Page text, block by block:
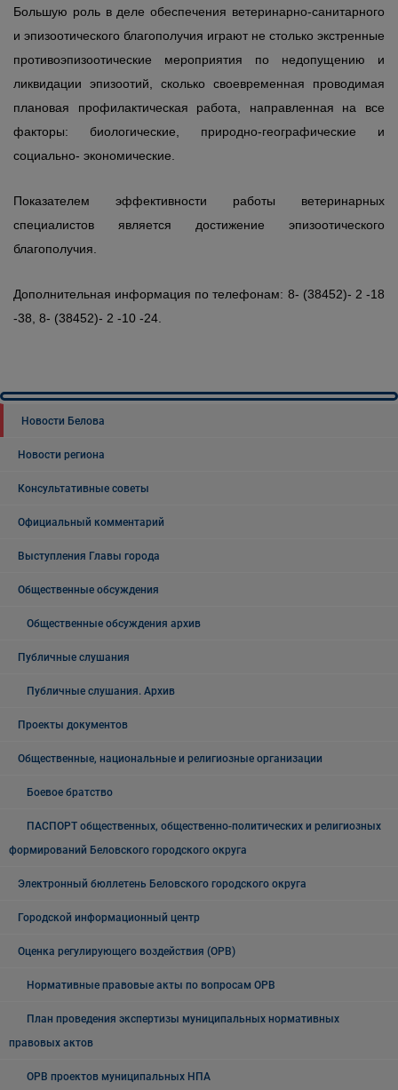
Большую роль в деле обеспечения ветеринарно-санитарного
и эпизоотического благополучия играют не столько экстренные
противоэпизоотические мероприятия по недопущению и
ликвидации эпизоотий, сколько своевременная проводимая
плановая профилактическая работа, направленная на все
факторы: биологические, природно-географические и
социально- экономические.
Показателем эффективности работы ветеринарных
специалистов является достижение эпизоотического
благополучия.
Дополнительная информация по телефонам: 8- (38452)- 2 -18
-38, 8- (38452)- 2 -10 -24.
Новости Белова
Новости региона
Консультативные советы
Официальный комментарий
Выступления Главы города
Общественные обсуждения
Общественные обсуждения архив
Публичные слушания
Публичные слушания. Архив
Проекты документов
Общественные, национальные и религиозные организации
Боевое братство
ПАСПОРТ общественных, общественно-политических и религиозных
формирований Беловского городского округа
Электронный бюллетень Беловского городского округа
Городской информационный центр
Оценка регулирующего воздействия (ОРВ)
Нормативные правовые акты по вопросам ОРВ
План проведения экспертизы муниципальных нормативных
правовых актов
ОРВ проектов муниципальных НПА